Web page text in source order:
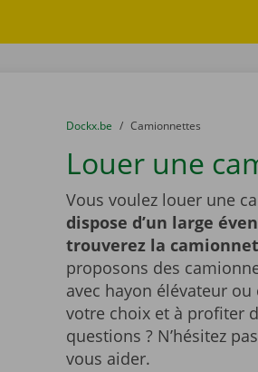
You are here:
du
Dockx.be to
Camionnettes
Louer une
Vous voulez louer une
dispose d’un large
trouverez la
proposons des
avec hayon élévateur ou
votre choix et à profiter
questions ? N’hésitez
vous aider.